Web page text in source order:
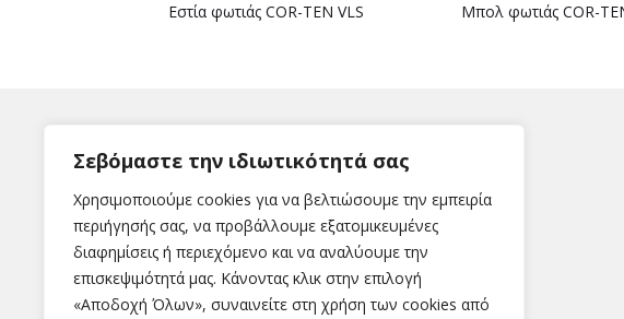
Σεβόμαστε την ιδιωτικότητά σας
Χρησιμοποιούμε cookies για να βελτιώσουμε την εμπειρία
περιήγησής σας, να προβάλλουμε εξατομικευμένες
διαφημίσεις ή περιεχόμενο και να αναλύουμε την
επισκεψιμότητά μας. Κάνοντας κλικ στην επιλογή
«Αποδοχή Όλων», συναινείτε στη χρήση των cookies από
Εστία φωτιάς COR-TEN VLS Μπολ φωτιάς COR-
Η εταιρεία
Εταιρεία